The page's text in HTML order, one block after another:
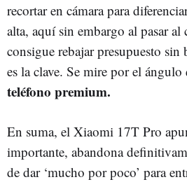
recortar en cámara para
alta, aquí sin embargo al pasar
consigue rebajar presupuesto sin
es la clave. Se mire por el ángulo
teléfono premium.
En suma, el Xiaomi 17T Pro
importante, abandona
de dar ‘mucho por poco’ para